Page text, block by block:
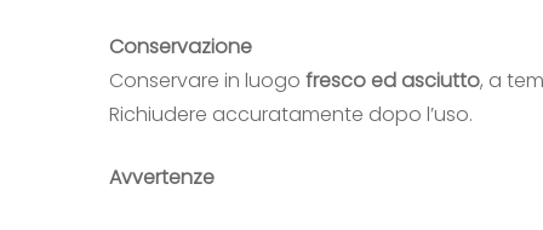
Conservazione
Conservare in luogo fresco ed asciutto, a
Richiudere accuratamente dopo l’uso.
Avvertenze